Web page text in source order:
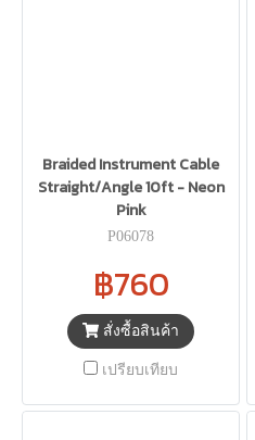
Braided Instrument Cable
Straight/Angle 10ft - Neon
Pink
P06078
฿760
สั่งซื้อสินค้า
เปรียบเทียบ